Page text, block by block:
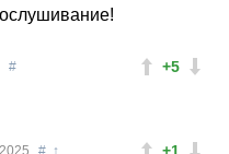
+5
#
+1
# ↑